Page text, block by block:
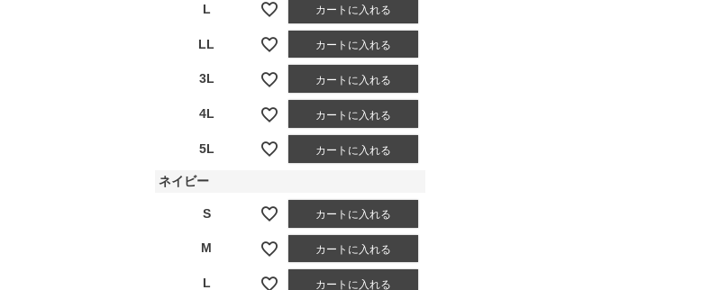
L カートに入れる
LL カートに入れる
3L カートに入れる
4L カートに入れる
5L カートに入れる
ネイビー
S カートに入れる
M カートに入れる
L カートに入れる